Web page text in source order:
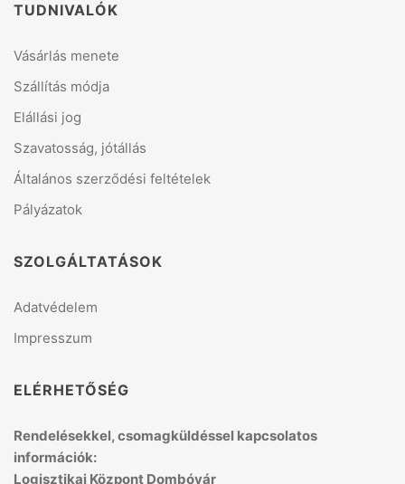
TUDNIVALÓK
Vásárlás menete
Szállítás módja
Elállási jog
Szavatosság, jótállás
Általános szerződési feltételek
Pályázatok
SZOLGÁLTATÁSOK
Adatvédelem
Impresszum
ELÉRHETŐSÉG
Rendelésekkel, csomagküldéssel kapcsolatos
információk:
Logisztikai Központ Dombóvár